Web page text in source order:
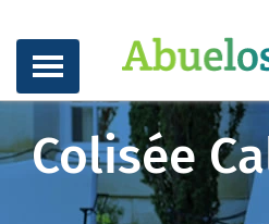
Colisée